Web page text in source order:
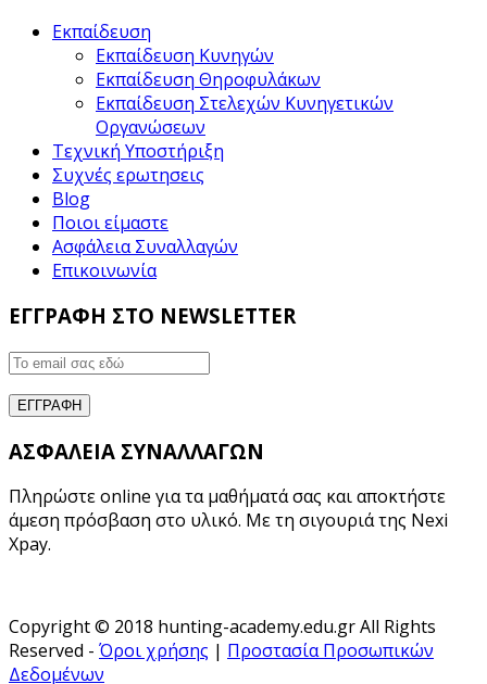
Εκπαίδευση
Εκπαίδευση Κυνηγών
Εκπαίδευση Θηροφυλάκων
Εκπαίδευση Στελεχών Κυνηγετικών
Οργανώσεων
Τεχνική Υποστήριξη
Συχνές ερωτησεις
Blog
Ποιοι είμαστε
Ασφάλεια Συναλλαγών
Επικοινωνία
ΕΓΓΡΑΦΗ ΣΤΟ NEWSLETTER
ΑΣΦΑΛΕΙΑ ΣΥΝΑΛΛΑΓΩΝ
Πληρώστε online για τα μαθήματά σας και αποκτήστε
άμεση πρόσβαση στο υλικό. Με τη σιγουριά της Nexi
Xpay.
Copyright © 2018 hunting-academy.edu.gr All Rights
Reserved - Όροι χρήσης | Προστασία Προσωπικών
Δεδομένων